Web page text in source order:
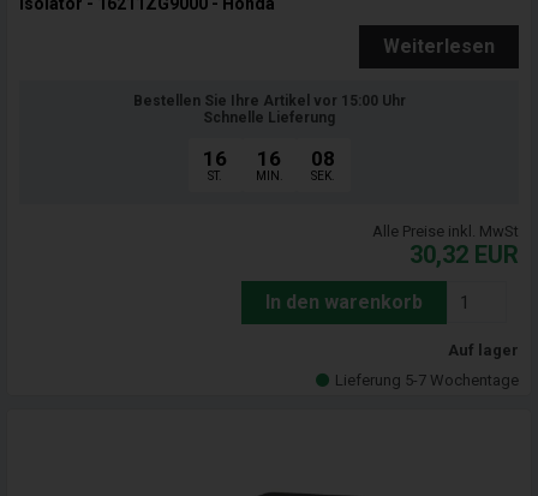
Weiterlesen
Bestellen Sie Ihre Artikel vor 15:00 Uhr
Schnelle Lieferung
16
ST.
16
MIN.
07
SEK.
Alle Preise inkl. MwSt
30,32 EUR
In den warenkorb
Auf lager
Lieferung 5-7 Wochentage